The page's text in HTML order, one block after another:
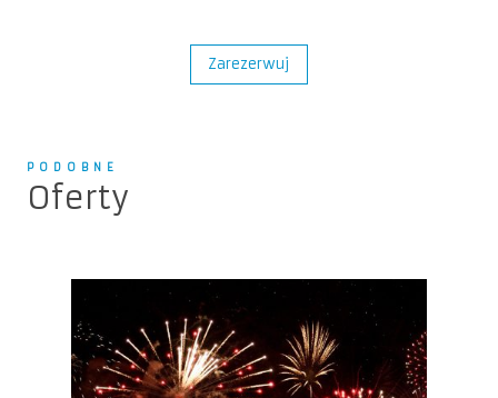
Zarezerwuj
PODOBNE
Oferty